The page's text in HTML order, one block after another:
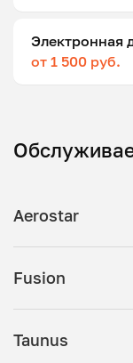
Электронная
от 1 500 руб.
Aerostar
Fusion
Taunus